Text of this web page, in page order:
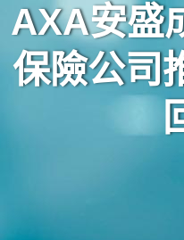
AXA安盛
保險公司